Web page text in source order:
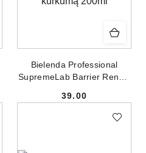
Bielenda Professional
SupremeLab Barrier Renew
z aloesem i kurkumą 200ml
Cena:
39.00